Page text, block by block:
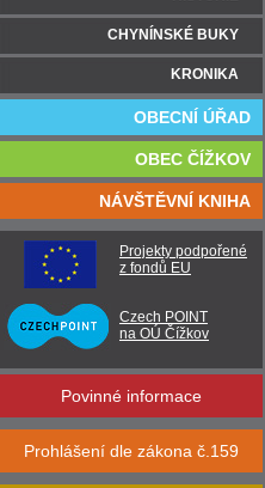
CHYNÍNSKÉ BUKY
KRONIKA
OBECNÍ ÚŘAD
OBEC ČÍŽKOV
NÁVŠTĚVNÍ KNIHA
Projekty podpořené
z fondů EU
Czech POINT
na OÚ Čížkov
Povinné informace
Prohlášení dle zákona č.159